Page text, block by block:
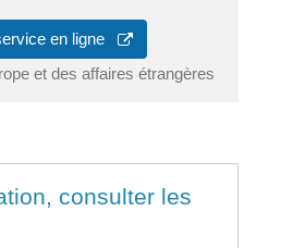
en ligne
et des affaires étrangères
consulter les